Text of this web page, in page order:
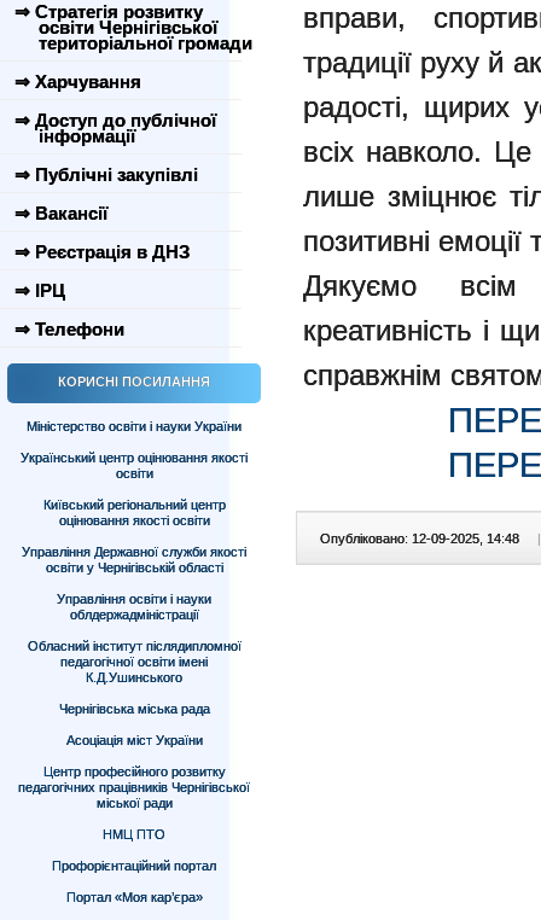
⇒ Стратегія розвитку
освіти Чернігівської
територіальної громади
⇒ Харчування
⇒ Доступ до публічної
інформації
⇒ Публічні закупівлі
⇒ Вакансії
⇒ Реєстрація в ДНЗ
⇒ ІРЦ
⇒ Телефони
КОРИСНІ ПОСИЛАННЯ
Міністерство освіти і науки України
Український центр оцінювання якості
освіти
Київський регіональний центр
оцінювання якості освіти
Управління Державної служби якості
освіти у Чернігівській області
Управління освіти і науки
облдержадміністрації
Обласний інститут післядипломної
педагогічної освіти імені
К.Д.Ушинського
Чернігівська міська рада
Асоціація міст України
Центр професійного розвитку
педагогічних працівників Чернігівської
міської ради
НМЦ ПТО
Профорієнтаційний портал
Портал «Моя кар’єра»
вправи,
традиції руху й
радості, щирих
всіх навколо.
лише зміцнює
позитивні
Дякуємо всім
креативність і
справжнім
Опубліковано: 12-09-2025, 14:48 |